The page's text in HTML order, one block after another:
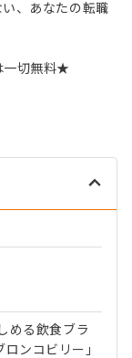
、あなたの転職
一切無料★
める飲食ブラ
ンコビリー」